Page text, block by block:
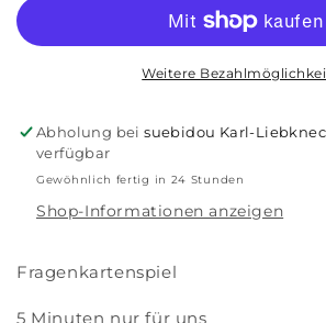
mich
&#39;Kennst
mich
gut&#39;
Weitere
Abholung beisuebidou Karl-
verfügbar
Gewöhnlich fertig in 24 Stunden
Shop-Informationen anzeigen
Fragenkartenspiel
5 Minuten nur für uns